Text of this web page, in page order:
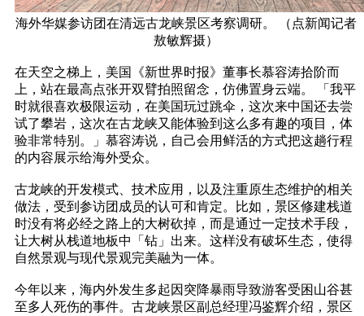
海外华媒参访团在清远古龙峡景区考察调研。 （点新闻记者
敖敏辉摄）
在天空之梯上，美国《新世界时报》董事长慕容涛拾阶而
上，站在最高点张开双臂拍照留念，仿佛置身云端。 「我平
时就很喜欢极限运动，在美国玩过跳伞，这次来中国还去尝
试了攀岩，这次在古龙峡又能体验到这么多有趣的项目，体
验非常特别。」慕容涛说，自己会用鲜活的方式把这趟行程
的内容展示给海外受众。
古龙峡的开发模式、技术应用，以及注重原生态维护的相关
做法，受到参访团成员的认可和肯定。比如，景区修建栈道
时没有将必经之路上的大树砍掉，而是通过一定技术手段，
让大树从栈道地板中「钻」出来。这样没有破坏生态，使得
自然景观与现代景观完美融为一体。
今年以来，海内外发生多起因突降暴雨导致游客受困山谷甚
至多人死伤的事件。古龙峡景区副总经理冯鉴辉介绍，景区